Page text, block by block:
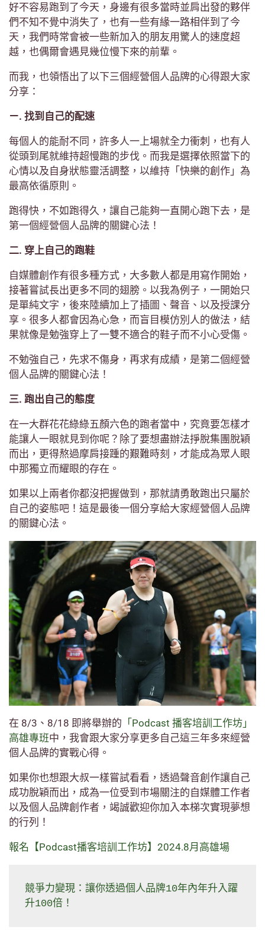
好不容易跑到了今天，身邊有很多當時並肩出發的夥伴
們不知不覺中消失了，也有一些有緣一路相伴到了今
天，我們時常會被一些新加入的朋友用驚人的速度超
越，也偶爾會遇見幾位慢下來的前輩。
而我，也領悟出了以下三個經營個人品牌的心得跟大家
分享：
ㄧ. 找到自己的配速
每個人的能耐不同，許多人一上場就全力衝刺，也有人
從頭到尾就維持超慢跑的步伐。而我是選擇依照當下的
心情以及自身狀態靈活調整，以維持「快樂的創作」為
最高依循原則。
跑得快，不如跑得久，讓自己能夠一直開心跑下去，是
第一個經營個人品牌的關鍵心法！
二. 穿上自己的跑鞋
自媒體創作有很多種方式，大多數人都是用寫作開始，
接著嘗試長出更多不同的翅膀。以我為例子，一開始只
是單純文字，後來陸續加上了插圖、聲音、以及授課分
享。很多人都會因為心急，而盲目模仿別人的做法，結
果就像是勉強穿上了一雙不適合的鞋子而不小心受傷。
不勉強自己，先求不傷身，再求有成績，是第二個經營
個人品牌的關鍵心法！
三. 跑出自己的態度
在一大群花花綠綠五顏六色的跑者當中，究竟要怎樣才
能讓人一眼就見到你呢？除了要想盡辦法掙脫集團脫穎
而出，更得熬過摩肩接踵的艱難時刻，才能成為眾人眼
中那獨立而耀眼的存在。
如果以上兩者你都沒把握做到，那就請勇敢跑出只屬於
自己的姿態吧！這是最後一個分享給大家經營個人品牌
的關鍵心法。
在 8/3、8/18 即將舉辦的 「Podcast 播客培訓工作坊」
高雄專班中，我會跟大家分享更多自己這三年多來經營
個人品牌的實戰心得。
如果你也想跟大叔一樣嘗試看看，透過聲音創作讓自己
成功脫穎而出，成為一位受到市場關注的自媒體工作者
以及個人品牌創作者，竭誠歡迎你加入本梯次實現夢想
的行列！
報名【Podcast播客培訓工作坊】2024.8月高雄場
競爭力變現：讓你透過個人品牌10年內年升入躍
升100倍！